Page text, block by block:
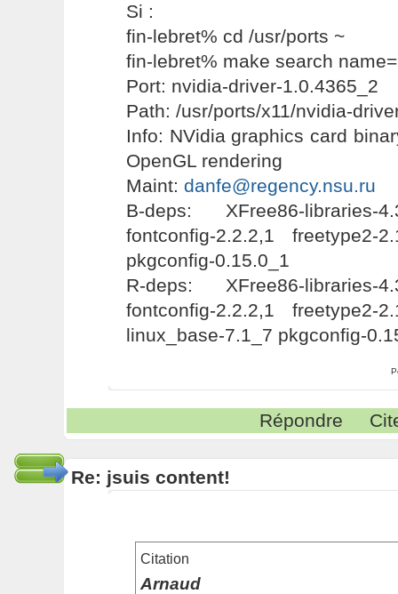
Si :
fin-lebret% cd /usr/ports ~
fin-lebret% make search
Port: nvidia-driver-1.0.4365_2
Path: /usr/ports/x11/nvidia-
Info: NVidia graphics card
OpenGL rendering
Maint: danfe@regency.nsu.ru
B-deps: XFree86-libraries-
fontconfig-2.2.2,1 freetype2-
pkgconfig-0.15.0_1
R-deps: XFree86-libraries-
fontconfig-2.2.2,1 freetype2-
linux_base-7.1_7 pkgconfig-
Répondre
Re: jsuis content!
Citation
Arnaud